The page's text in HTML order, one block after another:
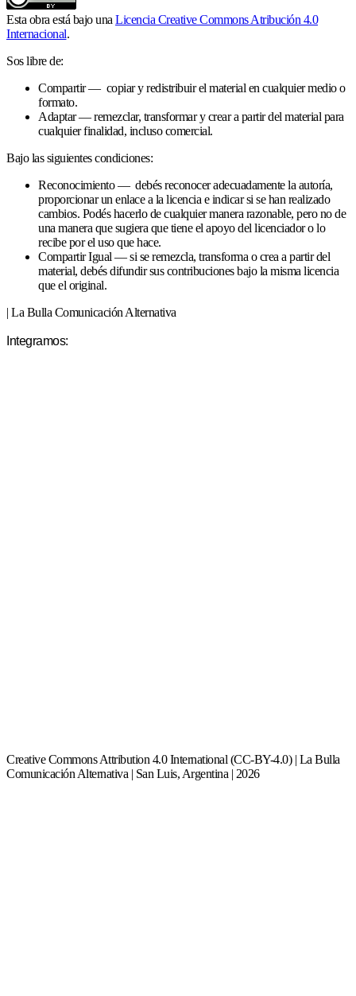
Esta obra está bajo una Licencia Creative Commons Atribución 4.0
Internacional.
Sos libre de:
Compartir — copiar y redistribuir el material en cualquier medio o
formato.
Adaptar — remezclar, transformar y crear a partir del material para
cualquier finalidad, incluso comercial.
Bajo las siguientes condiciones:
Reconocimiento — debés reconocer adecuadamente la autoría,
proporcionar un enlace a la licencia e indicar si se han realizado
cambios. Podés hacerlo de cualquier manera razonable, pero no de
una manera que sugiera que tiene el apoyo del licenciador o lo
recibe por el uso que hace.
Compartir Igual — si se remezcla, transforma o crea a partir del
material, debés difundir sus contribuciones bajo la misma licencia
que el original.
| La Bulla Comunicación Alternativa
Integramos:
Creative Commons Attribution 4.0 International (CC-BY-4.0) | La Bulla
Comunicación Alternativa | San Luis, Argentina | 2026